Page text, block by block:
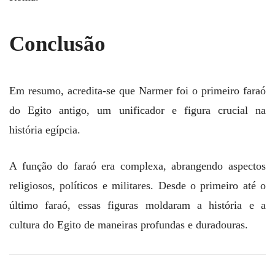
Conclusão
Em resumo, acredita-se que Narmer foi o primeiro faraó
do Egito antigo, um unificador e figura crucial na
história egípcia.
A função do faraó era complexa, abrangendo aspectos
religiosos, políticos e militares. Desde o primeiro até o
último faraó, essas figuras moldaram a história e a
cultura do Egito de maneiras profundas e duradouras.